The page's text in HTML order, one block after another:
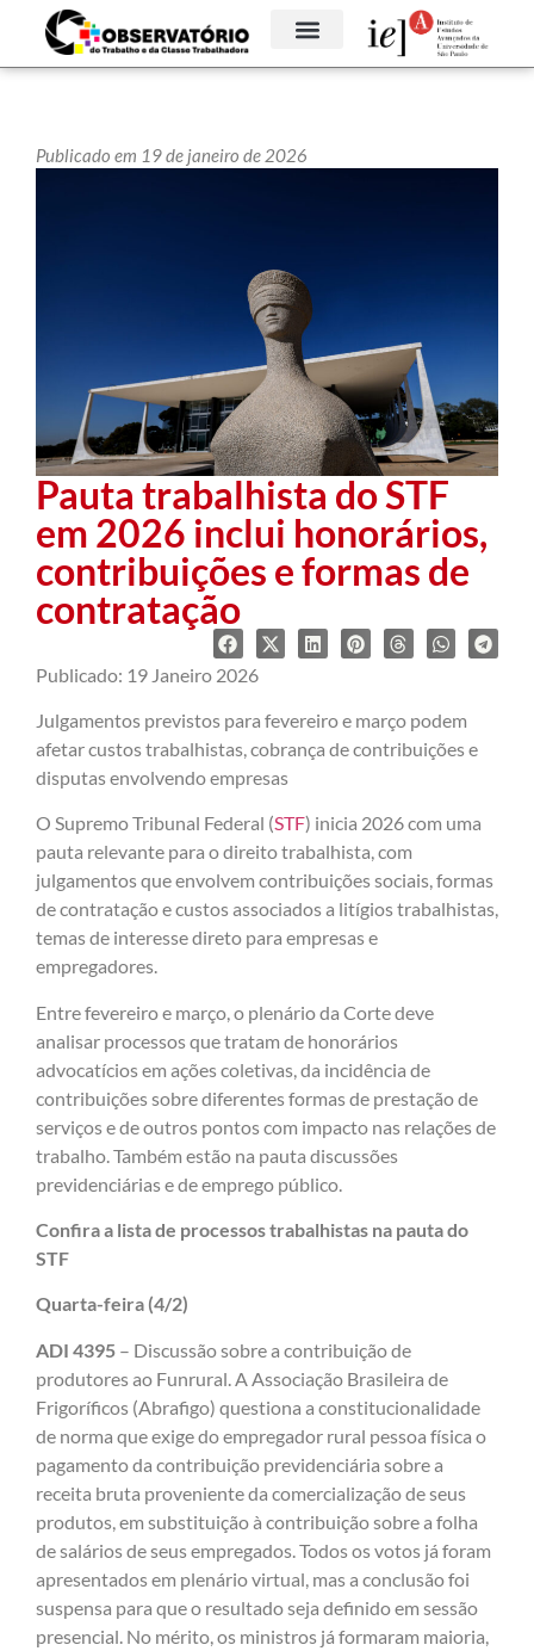
Publicado em 19 de janeiro de 2026
Pauta trabalhista do STF
em 2026 inclui honorários,
contribuições e formas de
contratação
Publicado: 19 Janeiro 2026
Julgamentos previstos para fevereiro e março podem
afetar custos trabalhistas, cobrança de contribuições e
disputas envolvendo empresas
O Supremo Tribunal Federal (STF) inicia 2026 com uma
pauta relevante para o direito trabalhista, com
julgamentos que envolvem contribuições sociais, formas
de contratação e custos associados a litígios trabalhistas,
temas de interesse direto para empresas e
empregadores.
Entre fevereiro e março, o plenário da Corte deve
analisar processos que tratam de honorários
advocatícios em ações coletivas, da incidência de
contribuições sobre diferentes formas de prestação de
serviços e de outros pontos com impacto nas relações de
trabalho. Também estão na pauta discussões
previdenciárias e de emprego público.
Confira a lista de processos trabalhistas na pauta do
STF
Quarta-feira (4/2)
ADI 4395 – Discussão sobre a contribuição de
produtores ao Funrural. A Associação Brasileira de
Frigoríficos (Abrafigo) questiona a constitucionalidade
de norma que exige do empregador rural pessoa física o
pagamento da contribuição previdenciária sobre a
receita bruta proveniente da comercialização de seus
produtos, em substituição à contribuição sobre a folha
de salários de seus empregados. Todos os votos já foram
apresentados em plenário virtual, mas a conclusão foi
suspensa para que o resultado seja definido em sessão
presencial. No mérito, os ministros já formaram maioria,